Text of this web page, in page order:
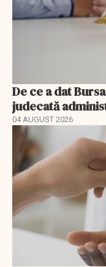
De ce a dat
judecată
04 AUGUST 2026